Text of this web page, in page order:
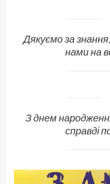
Дякуємо за
нами на
З днем
справді